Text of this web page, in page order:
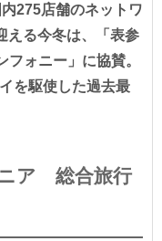
275店舗のネットワ
える今冬は、「表参
ォニー」に協賛。
を駆使した過去最
ア 総合旅行